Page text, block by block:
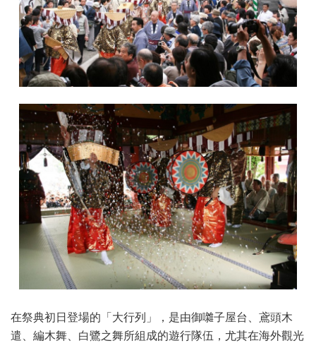
在祭典初日登場的「大行列」，是由御囃子屋台、鳶頭木
遣、編木舞、白鷺之舞所組成的遊行隊伍，尤其在海外觀光